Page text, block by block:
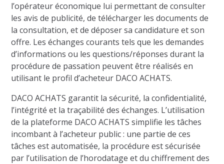
l’opérateur économique lui permettant de consulter
les avis de publicité, de télécharger les documents de
la consultation, et de déposer sa candidature et son
offre. Les échanges courants tels que les demandes
d’informations ou les questions/réponses durant la
procédure de passation peuvent être réalisés en
utilisant le profil d’acheteur DACO ACHATS.
DACO ACHATS garantit la sécurité, la confidentialité,
l’intégrité et la traçabilité des échanges. L’utilisation
de la plateforme DACO ACHATS simplifie les tâches
incombant à l’acheteur public : une partie de ces
tâches est automatisée, la procédure est sécurisée
par l’utilisation de l’horodatage et du chiffrement des